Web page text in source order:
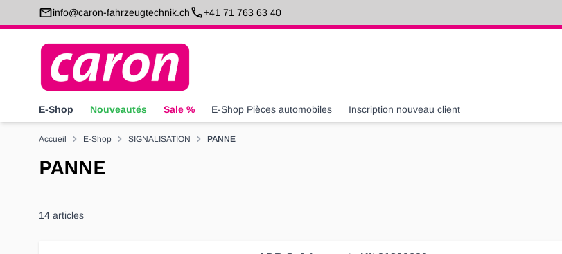
Allez au contenuinfo@caron-fahrzeugtechnik.ch +41 71 763 63 40
E-Shop Nouveautés Sale % E-Shop Pièces automobiles Inscription nouveau client
Accueil E-Shop SIGNALISATION PANNE
PANNE
14 articles